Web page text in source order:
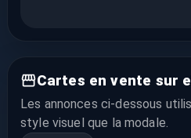
Cartes en vente sur
Les annonces ci-dessous
style visuel que la modale.